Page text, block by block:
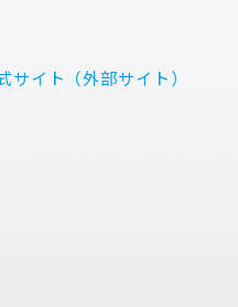
サイト（外部サイト）